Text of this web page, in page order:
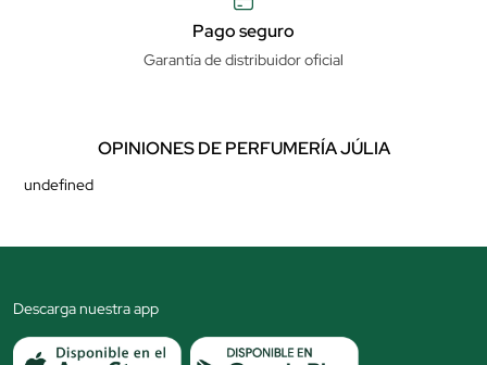
Pago seguro
Garantía de distribuidor oficial
OPINIONES DE PERFUMERÍA JÚLIA
undefined
Descarga nuestra app